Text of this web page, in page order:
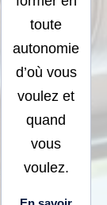
toute
autonomie
d’où vous
voulez et
quand
vous
voulez.